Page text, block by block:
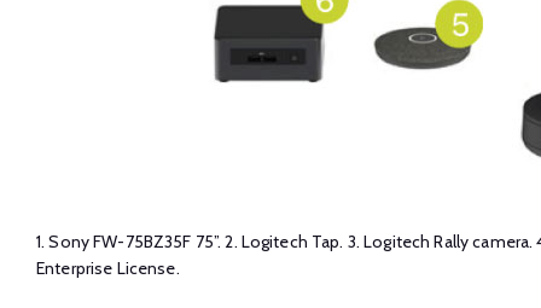
1. Sony FW-75BZ35F 75”. 2. Logitech Tap. 3. Logitech Rally
Enterprise License.